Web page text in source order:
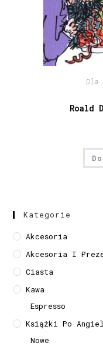
Dla
Roald
Kategorie
Akcesoria
Akcesoria I
Ciasta
Kawa
Espresso
Książki Po
Nowe